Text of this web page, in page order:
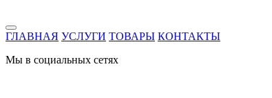
ГЛАВНАЯ УСЛУГИ ТОВАРЫ КОНТАКТЫ
Мы в социальных сетях